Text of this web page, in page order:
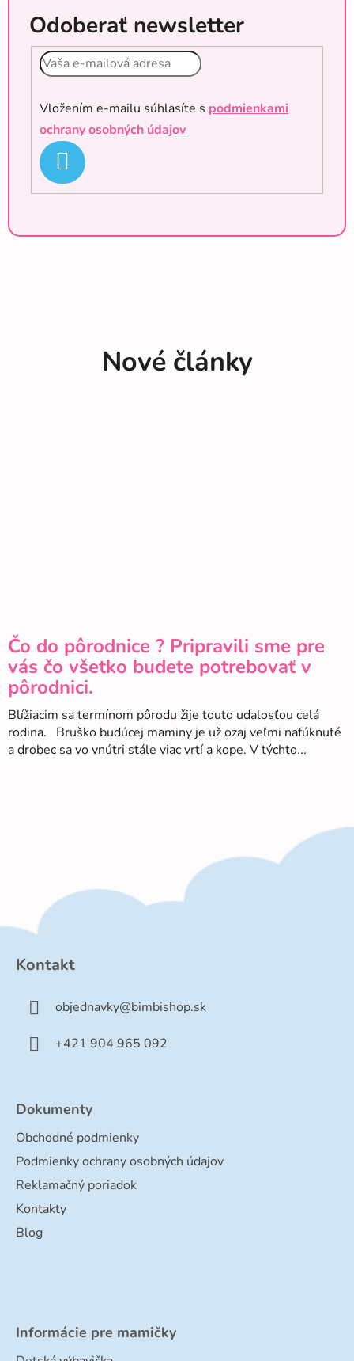
Odoberať newsletter
Vložením e-mailu súhlasíte s podmienkami
ochrany osobných údajov
PRIHLÁSIŤ
SA
Nové články
Čo do pôrodnice ? Pripravili sme pre
vás čo všetko budete potrebovať v
pôrodnici.
Blížiacim sa termínom pôrodu žije touto udalosťou celá
rodina. Bruško budúcej maminy je už ozaj veľmi nafúknuté
a drobec sa vo vnútri stále viac vrtí a kope. V týchto...
Kontakt
objednavky@bimbishop.sk
+421 904 965 092
Dokumenty
Obchodné podmienky
Podmienky ochrany osobných údajov
Reklamačný poriadok
Kontakty
Blog
Informácie pre mamičky